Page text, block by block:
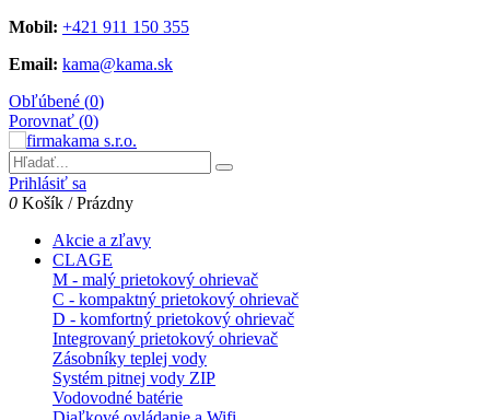
Mobil: +421 911 150 355
Email: kama@kama.sk
Obľúbené (0)
Porovnať (0)
Prihlásiť sa
0 Košík /Prázdny
Akcie a zľavy
CLAGE
M - malý prietokový ohrievač
C - kompaktný prietokový ohrievač
D - komfortný prietokový ohrievač
Integrovaný prietokový ohrievač
Zásobníky teplej vody
Systém pitnej vody ZIP
Vodovodné batérie